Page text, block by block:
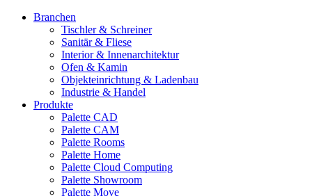
Branchen
Tischler & Schreiner
Sanitär & Fliese
Interior & Innenarchitektur
Ofen & Kamin
Objekteinrichtung & Ladenbau
Industrie & Handel
Produkte
Palette CAD
Palette CAM
Palette Rooms
Palette Home
Palette Cloud Computing
Palette Showroom
Palette Move